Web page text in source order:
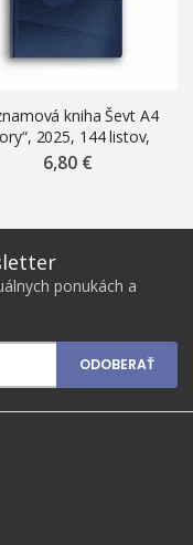
kniha Ševt A4
2025, 144 listov,
linajková
6,80 €
ponukách a
ODOBERAŤ